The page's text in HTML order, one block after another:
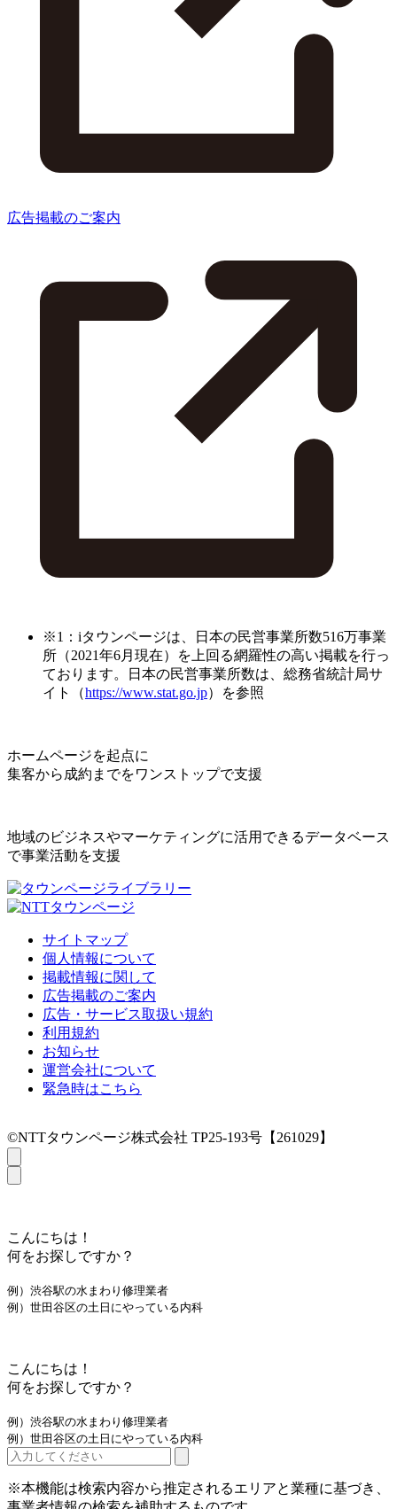
広告掲載のご案内
※1：iタウンページは、日本の民営事業所数516万事業
所（2021年6月現在）を上回る網羅性の高い掲載を行っ
ております。日本の民営事業所数は、総務省統計局サ
イト（https://www.stat.go.jp）を参照
ホームページを起点に
集客から成約までをワンストップで支援
地域のビジネスやマーケティングに活用できるデータベース
で事業活動を支援
サイトマップ
個人情報について
掲載情報に関して
広告掲載のご案内
広告・サービス取扱い規約
利用規約
お知らせ
運営会社について
緊急時はこちら
©NTTタウンページ株式会社 TP25-193号【261029】
こんにちは！
何をお探しですか？
例）渋谷駅の水まわり修理業者
例）世田谷区の土日にやっている内科
こんにちは！
何をお探しですか？
例）渋谷駅の水まわり修理業者
例）世田谷区の土日にやっている内科
※本機能は検索内容から推定されるエリアと業種に基づき、